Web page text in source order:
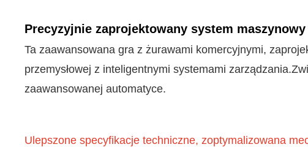
Precyzyjnie zaprojektowany system
Ta zaawansowana gra z żurawami komercyjnymi,
przemysłowej z inteligentnymi systemami
zaawansowanej automatyce.
Ulepszone specyfikacje techniczne, zoptymalizowana